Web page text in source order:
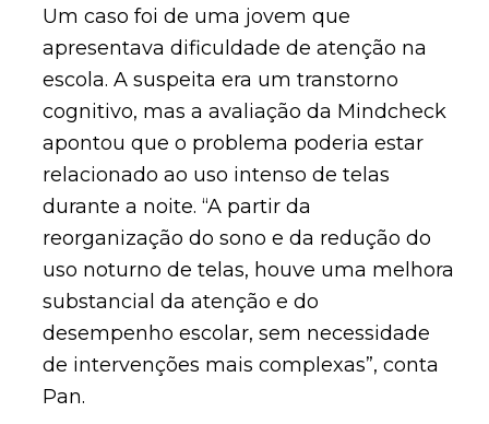
Um caso foi de uma jovem que
apresentava dificuldade de atenção na
escola. A suspeita era um transtorno
cognitivo, mas a avaliação da Mindcheck
apontou que o problema poderia estar
relacionado ao uso intenso de telas
durante a noite. “A partir da
reorganização do sono e da redução do
uso noturno de telas, houve uma melhora
substancial da atenção e do
desempenho escolar, sem necessidade
de intervenções mais complexas”, conta
Pan.